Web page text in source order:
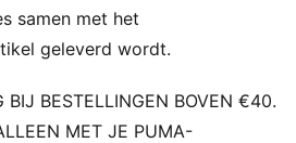
samen met het
geleverd wordt.
BIJ BESTELLINGEN BOVEN €40.
MET JE PUMA-